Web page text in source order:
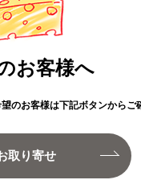
お客様へ
のお客様は下記ボタンからご
取り寄せ